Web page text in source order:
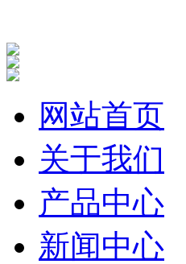
网站首页
关于我们
产品中心
新闻中心